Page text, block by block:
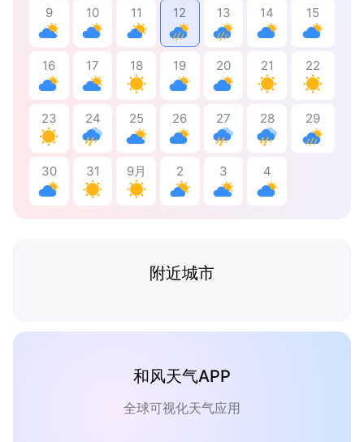
9 10 11 12 13 14 15
16 17 18 19 20 21 22
23 24 25 26 27 28 29
30 31 9月 2 3 4
附近城市
和风天气APP
全球可视化天气应用